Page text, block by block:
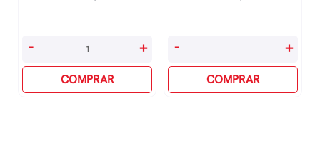
Procure
-
- +
COMPRAR
Histórias
Crianças
-
- +
COMPRAR